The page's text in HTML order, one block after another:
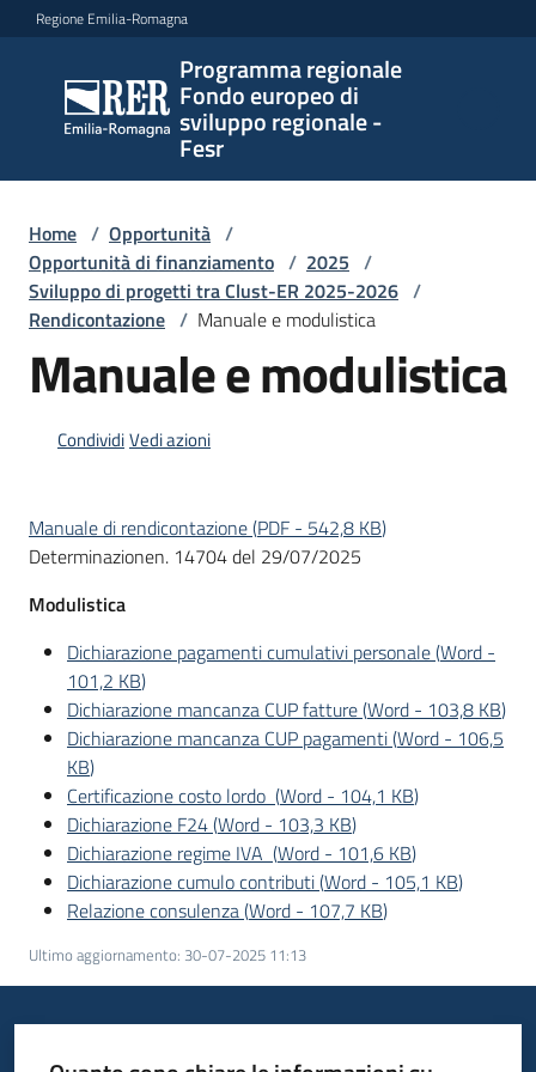
Vai al contenuto
Vai alla navigazione
Vai al footer
Regione Emilia-Romagna
Programma regionale
Fondo europeo di
sviluppo regionale -
Fesr
Programma
regionale
Fondo
europeo di
regionale -
Fesr
Novità
strategie
Opportunità
Progetti
attività
Servizi
Comunicazione
Home / Opportunità /
Opportunità di finanziamento / 2025 /
Sviluppo di progetti tra Clust-ER 2025-2026 /
Rendicontazione / Manuale e modulistica
Manuale e modulistica
CondividiVedi azioni
Manuale di rendicontazione(PDF - 542,8 KB)
Determinazionen. 14704 del 29/07/2025
Modulistica
Dichiarazione pagamenti cumulativi personale(Word -
101,2 KB)
Dichiarazione mancanza CUP fatture(Word - 103,8 KB)
Dichiarazione mancanza CUP pagamenti(Word - 106,5
KB)
Certificazione costo lordo (Word - 104,1 KB)
Dichiarazione F24(Word - 103,3 KB)
Dichiarazione regime IVA (Word - 101,6 KB)
Dichiarazione cumulo contributi(Word - 105,1 KB)
Relazione consulenza(Word - 107,7 KB)
Ultimo aggiornamento: 30-07-2025 11:13